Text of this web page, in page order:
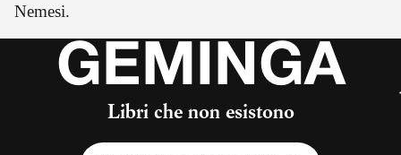
Nemesi.
GEMINGA
Libri che non esistono